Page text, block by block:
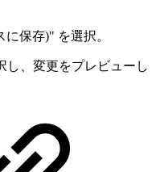
に保存)" を選択。
し、変更をプレビューし